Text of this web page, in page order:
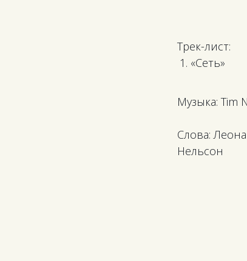
Трек-лист:
«Сеть»
Музыка: Tim
Слова:
Нельсон